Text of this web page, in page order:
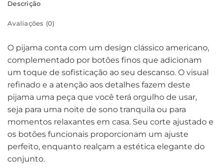
Descrição
Avaliações (0)
O pijama conta com um design clássico americano,
complementado por botões finos que adicionam
um toque de sofisticação ao seu descanso. O visual
refinado e a atenção aos detalhes fazem deste
pijama uma peça que você terá orgulho de usar,
seja para uma noite de sono tranquila ou para
momentos relaxantes em casa. Seu corte ajustado e
os botões funcionais proporcionam um ajuste
perfeito, enquanto realçam a estética elegante do
conjunto.